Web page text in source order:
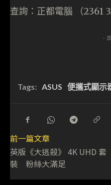
查詢：正都電腦 （2361
-
Tags: ASUS 便攜式顯示
前一篇文章
英版《大逃殺》 4K UHD 套
裝 粉絲大滿足